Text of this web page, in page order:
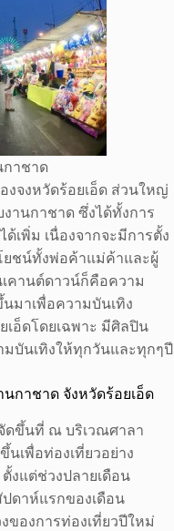
กาชาด
งจงหวัดร้อยเอ็ด ส่วนใหญ่
านกาชาด ซึ่งได้ทั้งการ
เพิ่ม เนื่องจากจะมีการตั้ง
ยชน์ทั้งพ่อค้าแม่ค้าและผู้
เคานต์ดาวน์ก็คือความ
มาเพื่อความบันเทิง
เอ็ดโดยเฉพาะ มีศิลปิน
มบันเทิงให้ทุกวันและทุกๆปี
กาชาด จังหวัดร้อยเอ็ด
ดขึ้นที่ ณ บริเวณศาลา
นเพื่อท่องเที่ยวอย่าง
ตั้งแต่ช่วงปลายเดือน
ดาห์แรกของเดือน
ของการท่องเที่ยวปีใหม่